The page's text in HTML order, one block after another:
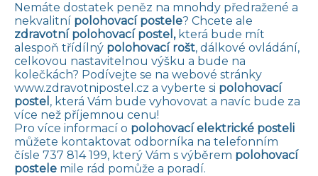
Nemáte dostatek peněz na mnohdy předražené a
nekvalitní polohovací postele? Chcete ale
zdravotní polohovací postel,která bude mít
alespoň třídílný polohovací rošt, dálkové ovládání,
celkovou nastavitelnou výšku a bude na
kolečkách? Podívejte se na webové stránky
www.zdravotnipostel.cz a vyberte si polohovací
postel , která Vám bude vyhovovat a navíc bude za
více než příjemnou cenu!
Pro více informací o polohovací elektrické posteli
můžete kontaktovat odborníka na telefonním
čísle 737 814 199, který Vám s výběrem polohovací
postele mile rád pomůže a poradí.